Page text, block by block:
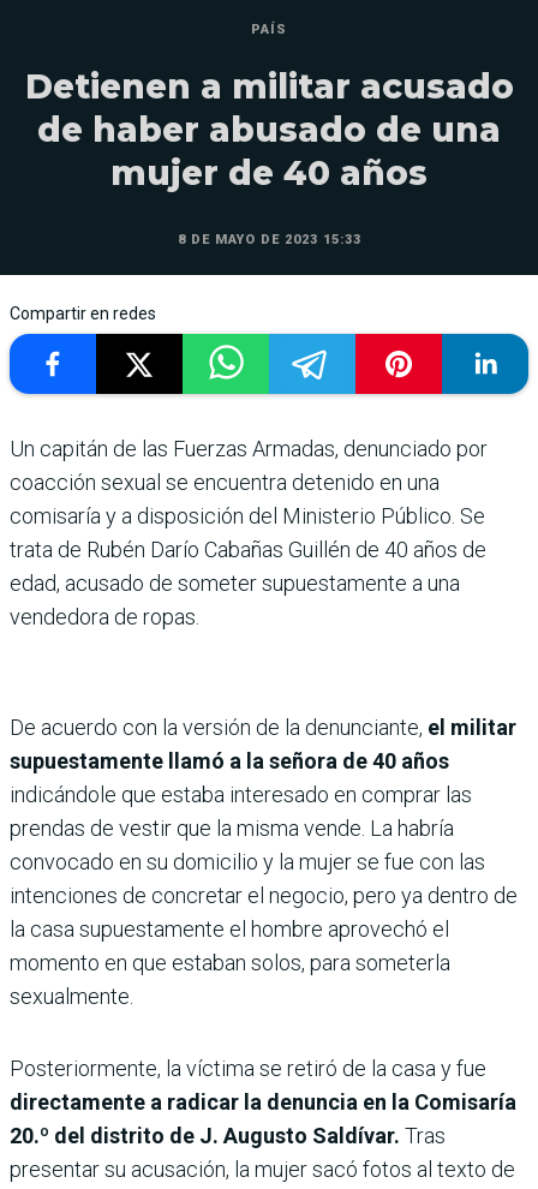
PAÍS
Detienen a militar acusado
de haber abusado de una
mujer de 40 años
8 DE MAYO DE 2023 15:33
Compartir en redes
Un capitán de las Fuerzas Armadas, denunciado por
coacción sexual se encuentra detenido en una
comisaría y a disposición del Ministerio Público. Se
trata de Rubén Darío Cabañas Guillén de 40 años de
edad, acusado de someter supuestamente a una
vendedora de ropas.
De acuerdo con la versión de la denunciante, el militar
supuestamente llamó a la señora de 40 años
indicándole que estaba interesado en comprar las
prendas de vestir que la misma vende. La habría
convocado en su domicilio y la mujer se fue con las
intenciones de concretar el negocio, pero ya dentro de
la casa supuestamente el hombre aprovechó el
momento en que estaban solos, para someterla
sexualmente.
Posteriormente, la víctima se retiró de la casa y fue
directamente a radicar la denuncia en la Comisaría
20.º del distrito de J. Augusto Saldívar. Tras
presentar su acusación, la mujer sacó fotos al texto de